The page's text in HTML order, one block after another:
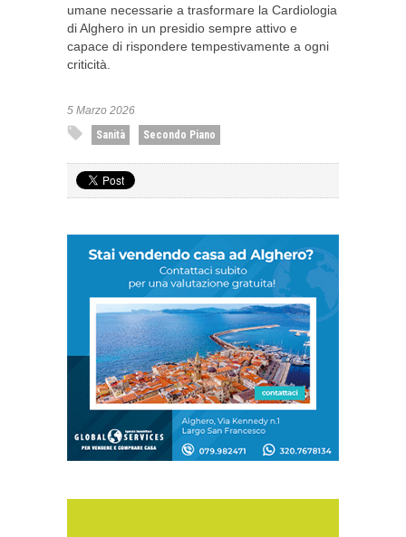
umane necessarie a trasformare la Cardiologia
di Alghero in un presidio sempre attivo e
capace di rispondere tempestivamente a ogni
criticità.
5 Marzo 2026
Sanità
Secondo Piano